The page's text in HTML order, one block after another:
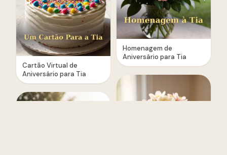
Cartão Virtual de
Aniversário para Tia
Homenagem de
Aniversário para Tia